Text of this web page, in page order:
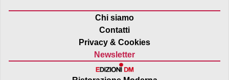
Chi siamo
Contatti
Privacy & Cookies
Newsletter